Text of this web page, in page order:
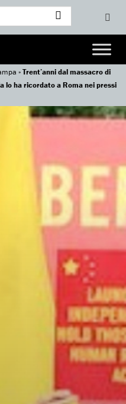
»Trent’anni dal massacro di
lo ha ricordato a Roma nei pressi